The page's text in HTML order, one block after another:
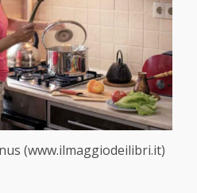
(www.ilmaggiodeilibri.it)